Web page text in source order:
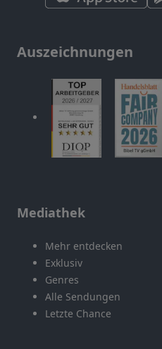
Auszeichnungen
Mediathek
Mehr entdecken
Exklusiv
Genres
Alle Sendungen
Letzte Chance